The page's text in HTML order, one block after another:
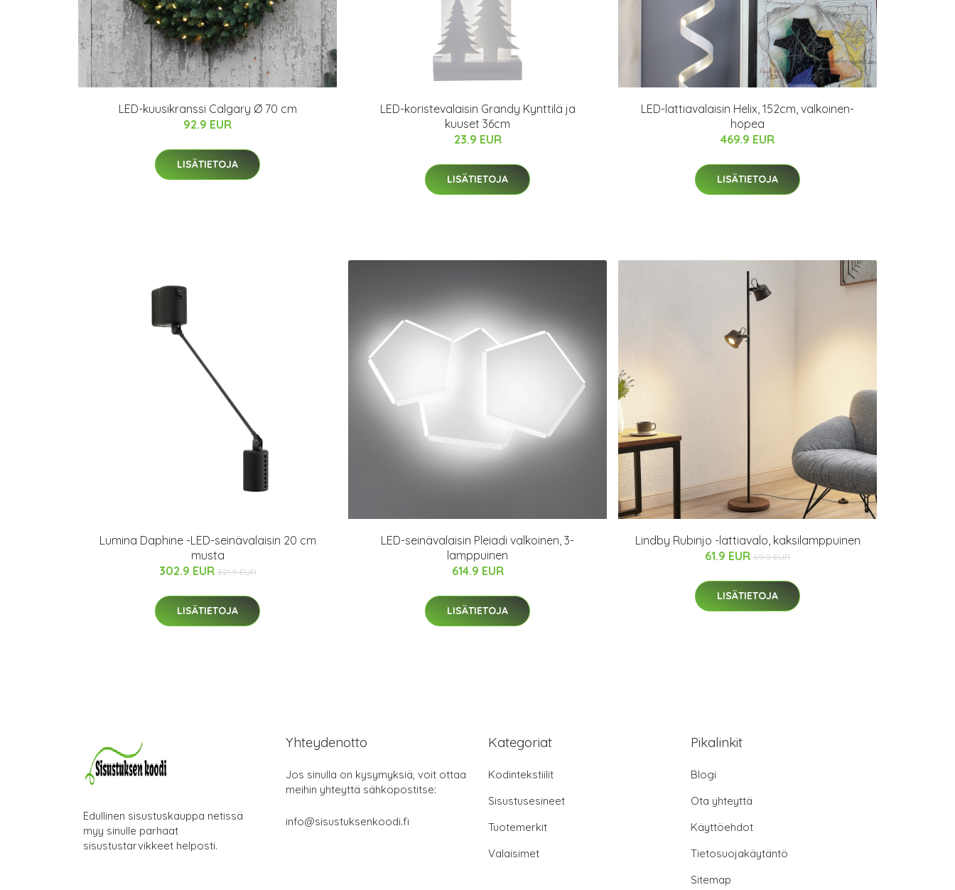
LED-kuusikranssi Calgary Ø 70 cm
92.9 EUR
LISÄTIETOJA
LED-koristevalaisin Grandy Kynttilä ja
kuuset 36cm
23.9 EUR
LISÄTIETOJA
LED-lattiavalaisin Helix, 152cm, valkoinen-
hopea
469.9 EUR
LISÄTIETOJA
Lumina Daphine -LED-seinävalaisin 20 cm
musta
302.9 EUR 321.9 EUR
LISÄTIETOJA
LED-seinävalaisin Pleiadi valkoinen, 3-
lamppuinen
614.9 EUR
LISÄTIETOJA
Lindby Rubinjo -lattiavalo, kaksilamppuinen
61.9 EUR 69.9 EUR
LISÄTIETOJA
Edullinen sisustuskauppa netissä
myy sinulle parhaat
sisustustarvikkeet helposti.
Yhteydenotto
Jos sinulla on kysymyksiä, voit ottaa
meihin yhteyttä sähköpostitse:
info@sisustuksenkoodi.fi
Kategoriat
Kodintekstiilit
Sisustusesineet
Tuotemerkit
Valaisimet
Pikalinkit
Blogi
Ota yhteyttä
Käyttöehdot
Tietosuojakäytäntö
Sitemap